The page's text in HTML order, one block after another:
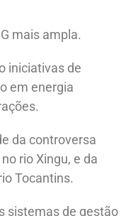
mais ampla.
iniciativas de
em energia
da controversa
rio Xingu, e da
Tocantins.
sistemas de gestão